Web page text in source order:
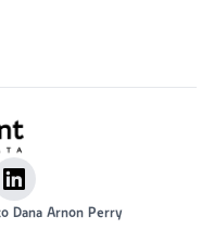
Dana Arnon Perry